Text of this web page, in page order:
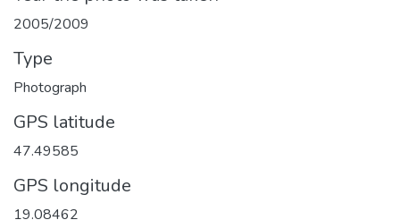
2005/2009
Type
Photograph
GPS latitude
47.49585
GPS longitude
19.08462